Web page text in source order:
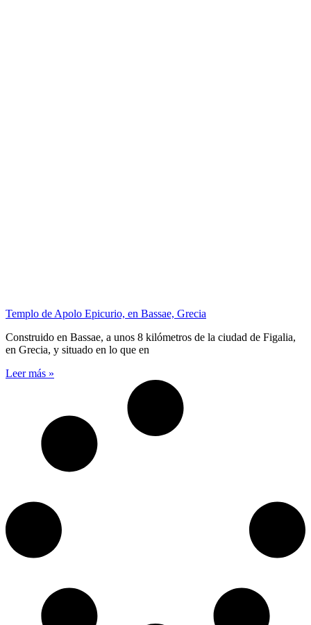
Templo de Apolo Epicurio, en Bassae, Grecia
Construido en Bassae, a unos 8 kilómetros de la ciudad de Figalia,
en Grecia, y situado en lo que en
Leer más »